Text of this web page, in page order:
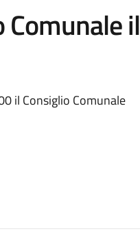
Comunale il
il Consiglio Comunale